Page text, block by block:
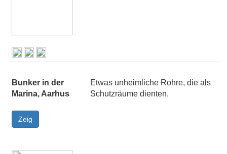
Bunker in der
Marina, Aarhus
Etwas unheimliche Rohre, die als
Schutzräume dienten.